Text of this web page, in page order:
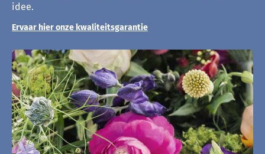
idee.
Ervaar hier onze kwaliteitsgarantie